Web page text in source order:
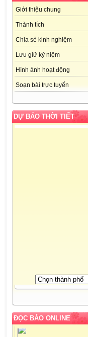
Giới thiệu chung
Thành tích
Chia sẻ kinh nghiệm
Lưu giữ kỷ niệm
Hình ảnh hoạt động
Soạn bài trực tuyến
DỰ BÁO THỜI TIẾT
ĐỌC BÁO ONLINE